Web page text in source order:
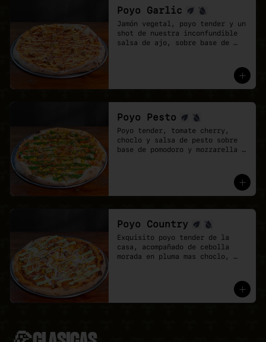
Poyo Garlic
Jamón vegetal, poyo tender y un
shot de nuestra inconfundible
salsa de ajo, sobre base de
Poyo Pesto
Poyo tender, tomate cherry,
choclo y salsa de pesto sobre
base de pomodoro y mozzarella
Poyo Country
Exquisito poyo tender de la
casa, acompañado de cebolla
morada en pluma mas choclo,